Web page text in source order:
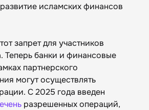
исламских финансов
запрет для участников
Теперь банки и финансовые
партнерского
могут осуществлять
С 2025 года введен
разрешенных операций,